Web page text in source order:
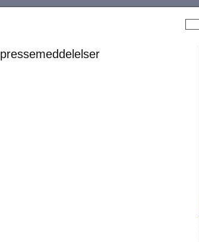
pressemeddelelser